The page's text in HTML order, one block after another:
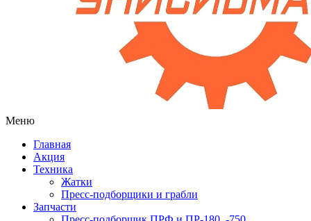
Меню
Главная
Акция
Техника
Жатки
Пресс-подборщики и грабли
Запчасти